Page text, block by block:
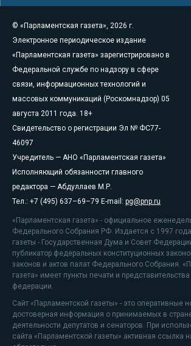
© «Парламентская газета», 2026 г.
Электронное периодическое издание
«Парламентская газета» зарегистрировано в
Федеральной службе по надзору в сфере
связи, информационных технологий и
массовых коммуникаций (Роскомнадзор) 05
августа 2011 года. 18+
Свидетельство о регистрации Эл № ФС77-
46097
Учредитель — АНО «Парламентская газета»
Исполняющий обязанности главного
редактора — Абдуллаев М.Р.
Тел.: +7 (495) 637–69–79 E-mail: pg@pnp.ru
«Парламентская газета» - официальное
Федерального Собрания РФ. Издается с 1997
газеты - Государственная Дума и Совет
публикатор федеральных конституционных
законов и актов палат Федерального Собрания.
газета» имеет пункты печати и
федерации.
Сайт «Парламентской газеты» - это оперативные
достоверная информация о принимаемых в
деятельности депутатов и сенаторов. При
сайта «Парламентской газеты» активная ссылка